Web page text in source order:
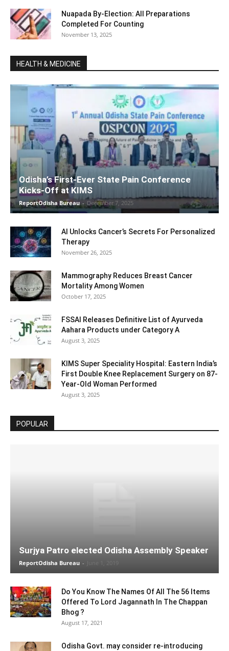
Nuapada By-Election: All Preparations
Completed For Counting
November 13, 2025
HEALTH & MEDICINE
Odisha’s First-Ever State Pain Conference
Kicks-Off at KIMS
ReportOdisha Bureau - December 7, 2025
AI Unlocks Cancer’s Secrets For Personalized
Therapy
November 26, 2025
Mammography Reduces Breast Cancer
Mortality Among Women
October 17, 2025
FSSAI Releases Definitive List of Ayurveda
Aahara Products under Category A
August 3, 2025
KIMS Super Speciality Hospital: Eastern India’s
First Double Knee Replacement Surgery on 87-
Year-Old Woman Performed
August 3, 2025
POPULAR
Surjya Patro elected Odisha Assembly Speaker
ReportOdisha Bureau - June 1, 2019
Do You Know The Names Of All The 56 Items
Offered To Lord Jagannath In The Chappan
Bhog ?
August 17, 2021
Odisha Govt. may consider re-introducing